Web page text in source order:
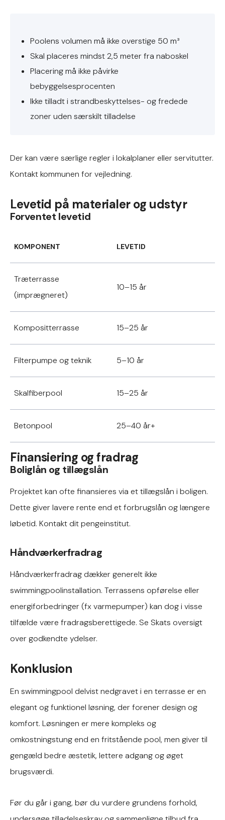
Poolens volumen må ikke overstige 50 m³
Skal placeres mindst 2,5 meter fra naboskel
Placering må ikke påvirke
bebyggelsesprocenten
Ikke tilladt i strandbeskyttelses- og fredede
zoner uden særskilt tilladelse
Der kan være særlige regler i lokalplaner eller servitutter.
Kontakt kommunen for vejledning.
Levetid på materialer og udstyr
Forventet levetid
KOMPONENT LEVETID
Træterrasse
(imprægneret)
10–15 år
Kompositterrasse 15–25 år
Filterpumpe og teknik 5–10 år
Skalfiberpool 15–25 år
Betonpool 25–40 år+
Finansiering og fradrag
Boliglån og tillægslån
Projektet kan ofte finansieres via et tillægslån i boligen.
Dette giver lavere rente end et forbrugslån og længere
løbetid. Kontakt dit pengeinstitut.
Håndværkerfradrag
Håndværkerfradrag dækker generelt ikke
swimmingpoolinstallation. Terrassens opførelse eller
energiforbedringer (fx varmepumper) kan dog i visse
tilfælde være fradragsberettigede. Se Skats oversigt
over godkendte ydelser.
Konklusion
En swimmingpool delvist nedgravet i en terrasse er en
elegant og funktionel løsning, der forener design og
komfort. Løsningen er mere kompleks og
omkostningstung end en fritstående pool, men giver til
gengæld bedre æstetik, lettere adgang og øget
brugsværdi.
Før du går i gang, bør du vurdere grundens forhold,